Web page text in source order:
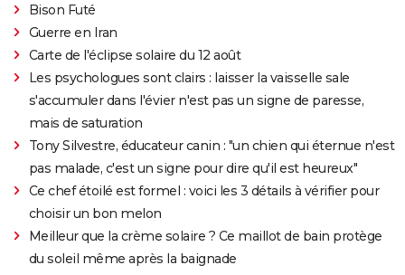
Bison Futé
Guerre en Iran
Carte de l'éclipse solaire du 12 août
Les psychologues sont clairs : laisser la vaisselle sale
s'accumuler dans l'évier n'est pas un signe de paresse,
mais de saturation
Tony Silvestre, éducateur canin : "un chien qui éternue n'est
pas malade, c'est un signe pour dire qu'il est heureux"
Ce chef étoilé est formel : voici les 3 détails à vérifier pour
choisir un bon melon
Meilleur que la crème solaire ? Ce maillot de bain protège
du soleil même après la baignade